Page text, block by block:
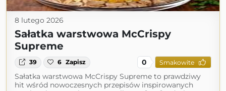
8 lutego 2026
Sałatka warstwowa McCrispy
Supreme
39 6 Zapisz 0 Smakowite
Sałatka warstwowa McCrispy Supreme to prawdziwy
hit wśród nowoczesnych przepisów inspirowanych